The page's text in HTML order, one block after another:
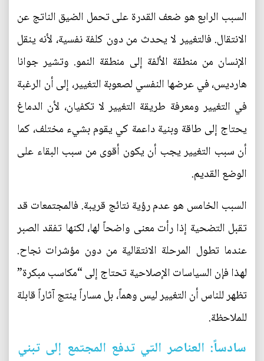
السبب الرابع هو ضعف القدرة على تحمل الضيق الناتج عن
الانتقال. فالتغيير لا يحدث من دون كلفة نفسية، لأنه ينقل
الإنسان من منطقة الألفة إلى منطقة النمو. وتشير جوانا
هارديس، في عرضها النفسي لصعوبة التغيير، إلى أن الرغبة
في التغيير ومعرفة طريقة التغيير لا تكفيان، لأن الدماغ
يحتاج إلى طاقة وبنية داعمة كي يقوم بشيء مختلف، كما
أن سبب التغيير يجب أن يكون أقوى من سبب البقاء على
الوضع القديم.
السبب الخامس هو عدم رؤية نتائج قريبة. فالمجتمعات قد
تقبل التضحية إذا رأت معنى واضحاً لها، لكنها تفقد الصبر
عندما تطول المرحلة الانتقالية من دون مؤشرات نجاح.
لهذا فإن السياسات الإصلاحية تحتاج إلى “مكاسب مبكرة”
تظهر للناس أن التغيير ليس وهماً، بل مساراً ينتج آثاراً قابلة
للملاحظة.
سادساً: العناصر التي تدفع المجتمع إلى تبني